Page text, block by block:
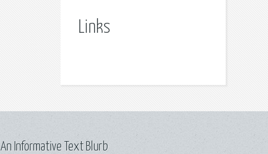
Links
An Informative Text Blurb